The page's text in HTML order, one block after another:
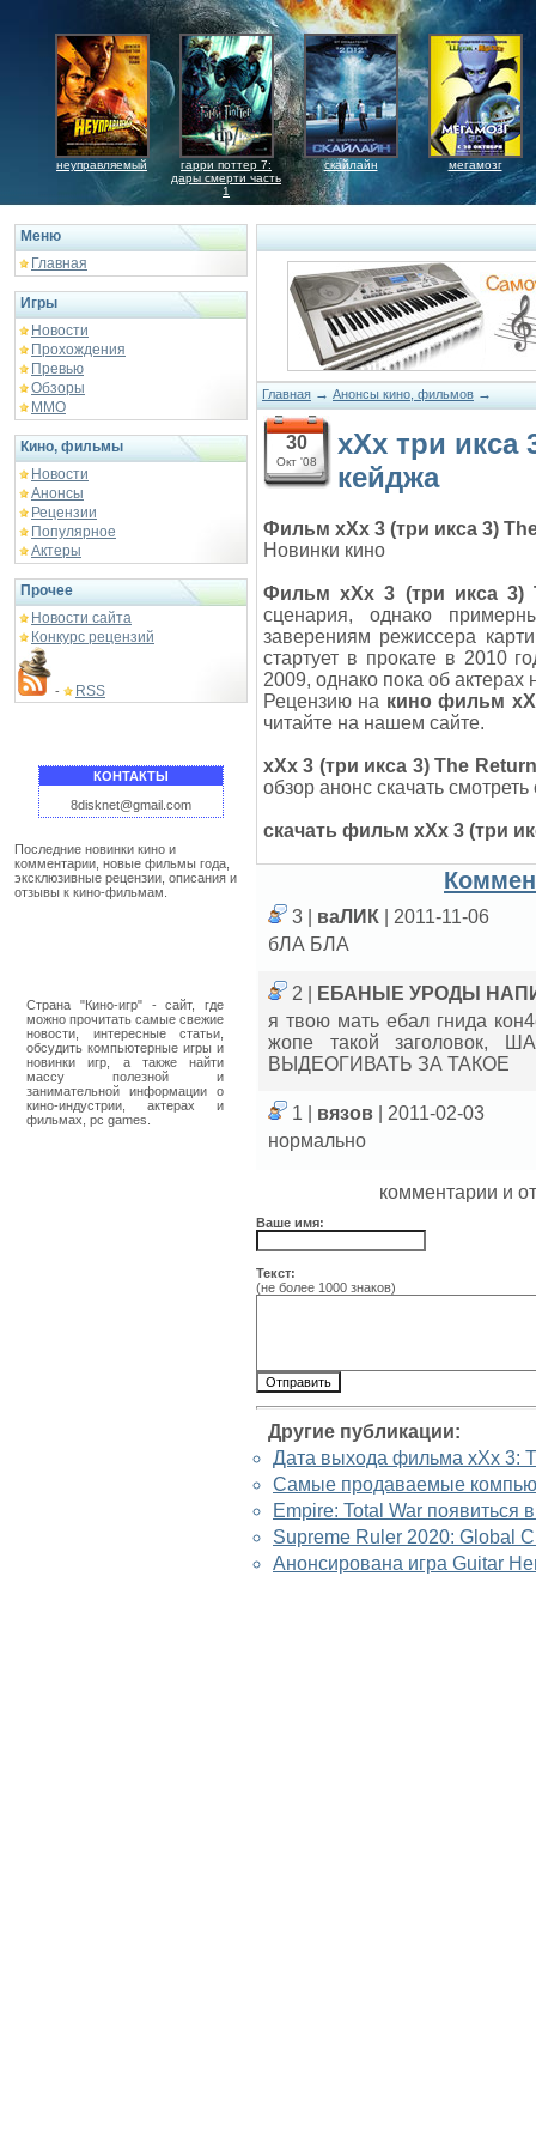
неуправляемый
гарри поттер 7:
дары смерти часть
1
скайлайн мегамозг
Меню
Главная
Игры
Новости
Прохождения
Превью
Обзоры
ММО
Кино, фильмы
Новости
Анонсы
Рецензии
Популярное
Актеры
Прочее
Новости сайта
Конкурс рецензий
- RSS
КОНТАКТЫ
8disknet@gmail.com
Последние новинки кино и
комментарии, новые фильмы года,
эксклюзивные рецензии, описания и
отзывы к кино-фильмам.
Страна "Кино-игр" - сайт, где
можно прочитать самые свежие
новости, интересные статьи,
обсудить компьютерные игры и
новинки игр, а также найти
массу полезной и
занимательной информации о
кино-индустрии, актерах и
фильмах, pc games.
Главная → Анонсы кино, фильмов →
30
Окт '08
xXx три икса
кейджа
Фильм xXx 3 (три икса 3)
Новинки кино
Фильм xXx 3 (три икса 3)
сценария, однако
заверениям режиссера
стартует в прокате в 2010
2009, однако пока об
Рецензию на кино фильм
читайте на нашем сайте.
xXx 3 (три икса 3) The
обзор анонс скачать
скачать фильм xXx 3 (три
3 | ваЛИК
| 2011-11-06
бЛА БЛА
2 |
ЕБАНЫЕ УРОДЫ
я твою мать ебал гнида
жопе такой
ВЫДЕОГИВАТЬ ЗА ТАКОЕ
1 | вязов
| 2011-02-03
нормально
комментарии и
Ваше имя:
Текст:
(не более 1000 знаков)
Другие публикации:
Дата выхода фильма xXx 3:
Самые продаваемые
Empire: Total War появиться
Supreme Ruler 2020: Global
Анонсирована игра Guitar